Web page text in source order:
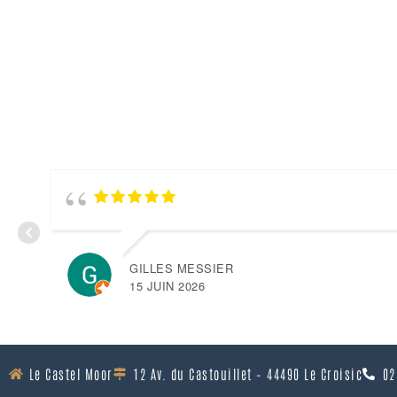
GILLES MESSIER
15 JUIN 2026
Le Castel Moor 12 Av. du Castouillet – 44490 Le Croisic